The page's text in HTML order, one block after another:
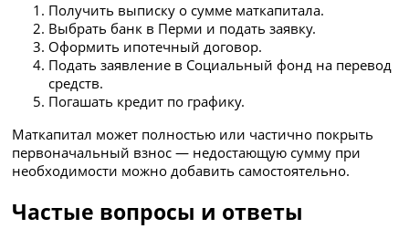
Получить выписку о сумме маткапитала.
Выбрать банк в Перми и подать заявку.
Оформить ипотечный договор.
Подать заявление в Социальный фонд на перевод
средств.
Погашать кредит по графику.
Маткапитал может полностью или частично покрыть
первоначальный взнос — недостающую сумму при
необходимости можно добавить самостоятельно.
Частые вопросы и ответы